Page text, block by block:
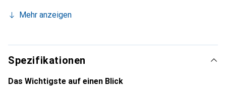
unverzichtbaren Accessoire für Ihr Smartphone.
die Marke Noreve eine sichere Wahl für eine
anspruchsvolle Klientel.
Mehr anzeigen
Spezifikationen
Das Wichtigste auf einen Blick